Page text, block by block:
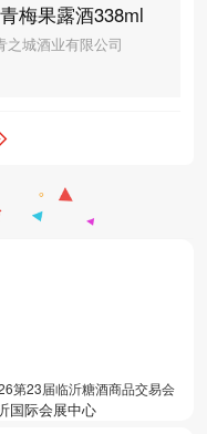
青梅果露酒338ml
之城酒业有限公司
第23届临沂糖酒商品交易会
国际会展中心